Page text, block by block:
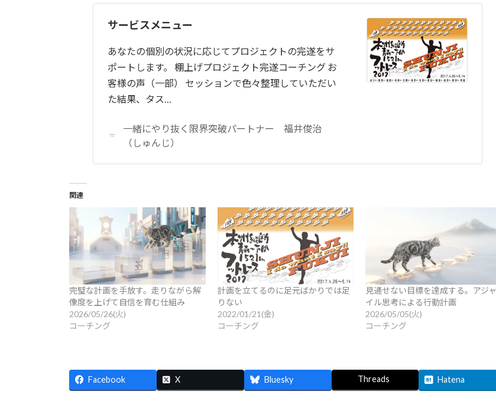
サービスメニュー
あなたの個別の状況に応じてプロジェクトの完遂をサ
ポートします。 棚上げプロジェクト完遂コーチング お
客様の声（一部） セッションで色々整理していただい
た結果、タス…
一緒にやり抜く限界突破パートナー 福井俊治
（しゅんじ）
関連
完璧な計画を手放す。走りながら解
像度を上げて自信を育む仕組み
2026/05/26(火)
コーチング
計画を立てるのに足元ばかりでは足
りない
2022/01/21(金)
コーチング
見通せない目標を達成する。アジャ
イル思考による行動計画
2026/05/05(火)
コーチング
Facebook X Bluesky Threads Hatena